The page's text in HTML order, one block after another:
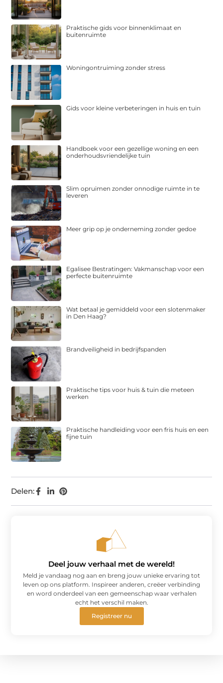
Delen:
Praktische gids voor binnenklimaat en
buitenruimte
Woningontruiming zonder stress
Gids voor kleine verbeteringen in huis en tuin
Handboek voor een gezellige woning en een
onderhoudsvriendelijke tuin
Slim opruimen zonder onnodige ruimte in te
leveren
Meer grip op je onderneming zonder gedoe
Egalisee Bestratingen: Vakmanschap voor een
perfecte buitenruimte
Wat betaal je gemiddeld voor een slotenmaker
in Den Haag?
Brandveiligheid in bedrijfspanden
Praktische tips voor huis & tuin die meteen
werken
Praktische handleiding voor een fris huis en een
fijne tuin
Deel jouw verhaal met de wereld!
Meld je vandaag nog aan en breng jouw unieke ervaring tot
leven op ons platform. Inspireer anderen, creëer verbinding
en word onderdeel van een gemeenschap waar verhalen
echt het verschil maken.
Registreer nu